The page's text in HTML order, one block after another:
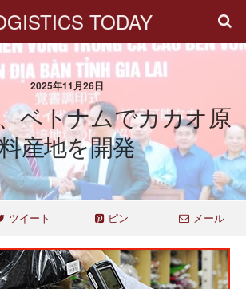
TODAY
2025年11月26日
ベトナムでカカオ原
産地を開発
ツイート ピン メール